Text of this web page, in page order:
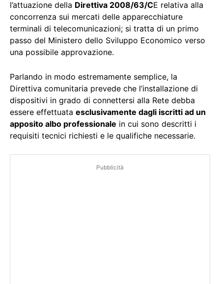
l’attuazione della Direttiva 2008/63/CE relativa alla
concorrenza sui mercati delle apparecchiature
terminali di telecomunicazioni; si tratta di un primo
passo del Ministero dello Sviluppo Economico verso
una possibile approvazione.
Parlando in modo estremamente semplice, la
Direttiva comunitaria prevede che l’installazione di
dispositivi in grado di connettersi alla Rete debba
essere effettuata esclusivamente dagli iscritti ad un
apposito albo professionale in cui sono descritti i
requisiti tecnici richiesti e le qualifiche necessarie.
Pubblicità